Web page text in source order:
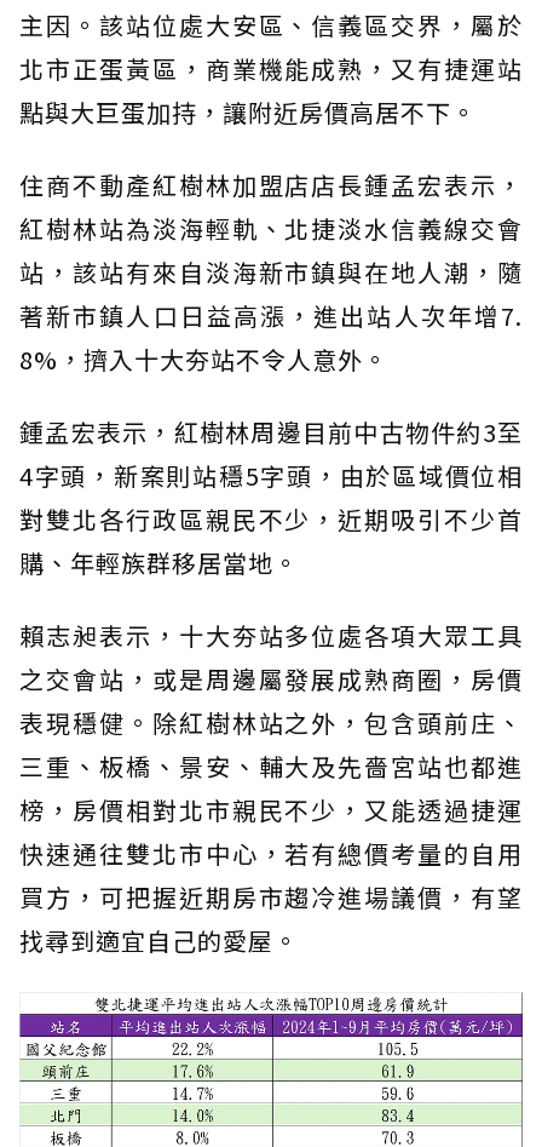
主因。該站位處大安區、信義區交界，屬於
北市正蛋黃區，商業機能成熟，又有捷運站
點與大巨蛋加持，讓附近房價高居不下。
住商不動產紅樹林加盟店店長鍾孟宏表示，
紅樹林站為淡海輕軌、北捷淡水信義線交會
站，該站有來自淡海新市鎮與在地人潮，隨
著新市鎮人口日益高漲，進出站人次年增7.
8%，擠入十大夯站不令人意外。
鍾孟宏表示，紅樹林周邊目前中古物件約3至
4字頭，新案則站穩5字頭，由於區域價位相
對雙北各行政區親民不少，近期吸引不少首
購、年輕族群移居當地。
賴志昶表示，十大夯站多位處各項大眾工具
之交會站，或是周邊屬發展成熟商圈，房價
表現穩健。除紅樹林站之外，包含頭前庄、
三重、板橋、景安、輔大及先嗇宮站也都進
榜，房價相對北市親民不少，又能透過捷運
快速通往雙北市中心，若有總價考量的自用
買方，可把握近期房市趨冷進場議價，有望
找尋到適宜自己的愛屋。